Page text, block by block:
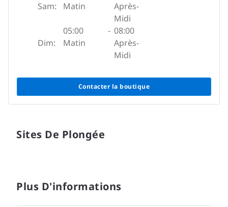
Sam:
Matin
Après-
Midi
Dim:
05:00
Matin
- 08:00
Après-
Midi
Contacter la boutique
Sites De Plongée
Plus D'informations